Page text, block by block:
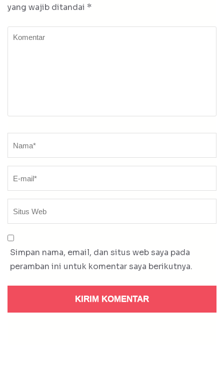
yang wajib ditandai *
Komentar
Simpan nama, email, dan situs web saya pada
peramban ini untuk komentar saya berikutnya.